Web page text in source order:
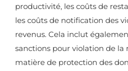
productivité, les coûts de
les coûts de notification des
revenus. Cela inclut
sanctions pour violation de
matière de protection des